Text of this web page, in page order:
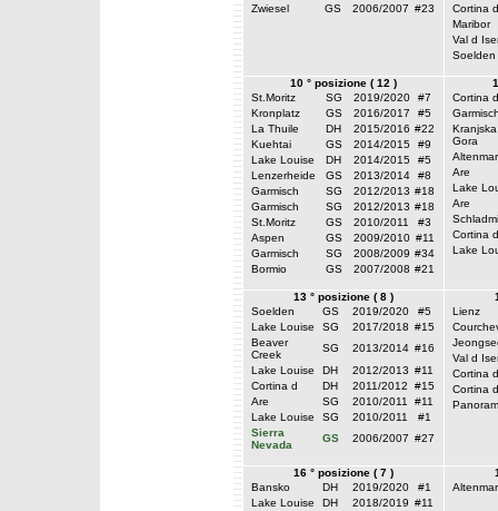
Zwiesel
GS 2006/2007 #23
Cortina d
Maribor
Val d
Soelden
10 ° posizione ( 12 )
St.Moritz
SG 2019/2020
#7
Kronplatz
GS 2016/2017
#5
La Thuile
DH 2015/2016 #22
Kuehtai
GS 2014/2015
#9
Lake Louise
DH 2014/2015
#5
Lenzerheide
GS 2013/2014
#8
Garmisch
SG 2012/2013 #18
Garmisch
SG 2012/2013 #18
St.Moritz
GS 2010/2011
#3
Aspen
GS 2009/2010 #11
Garmisch
SG 2008/2009 #34
Bormio
GS 2007/2008 #21
Cortina d
Kranjska
Gora
Are
Lake
Are
Cortina d
Lake
13 ° posizione ( 8 )
Soelden
GS 2019/2020
#5
Lake Louise
SG 2017/2018 #15
Beaver
Creek
SG 2013/2014 #16
Lake Louise
DH 2012/2013 #11
Cortina d
DH 2011/2012
#15
Are
SG 2010/2011
#11
Lake Louise
SG 2010/2011
#1
Sierra
Nevada
GS 2006/2007 #27
Lienz
Val d
Cortina d
Cortina d
16 ° posizione ( 7 )
Bansko
DH 2019/2020
#1
Lake Louise
DH 2018/2019 #11